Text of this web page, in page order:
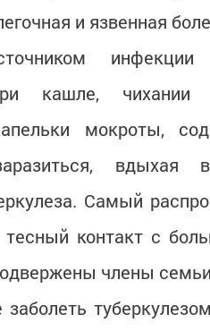
и язвенная
кашле,
мокроты,
вдыхая
Самый
контакт с
члены семьи